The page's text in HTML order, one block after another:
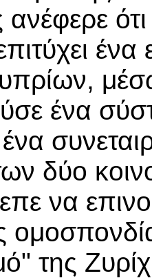
ανέφερε
ένα
δύο
να
της